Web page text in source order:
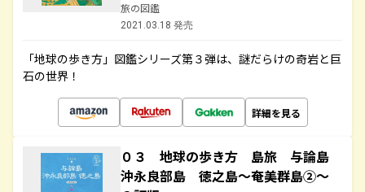
旅の図鑑
2021.03.18 発売
「地球の歩き方」図鑑シリーズ第３弾は、謎だらけの奇岩と巨
石の世界！
詳細を見る
０３ 地球の歩き方 島旅 与論島
沖永良部島 徳之島～奄美群島②～